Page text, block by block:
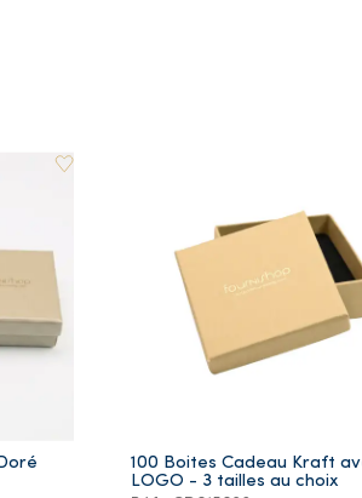
100 Boites Cadeau Kraft
LOGO - 3 tailles au choix